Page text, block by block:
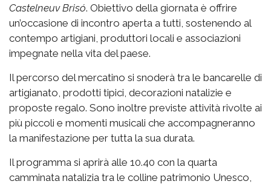
Castelneuv Brisó. Obiettivo della giornata è offrire
un’occasione di incontro aperta a tutti, sostenendo al
contempo artigiani, produttori locali e associazioni
impegnate nella vita del paese.
Il percorso del mercatino si snoderà tra le bancarelle di
artigianato, prodotti tipici, decorazioni natalizie e
proposte regalo. Sono inoltre previste attività rivolte ai
più piccoli e momenti musicali che accompagneranno
la manifestazione per tutta la sua durata.
Il programma si aprirà alle 10.40 con la quarta
camminata natalizia tra le colline patrimonio Unesco,